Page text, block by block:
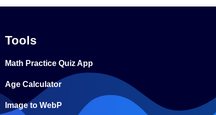
Tools
Math Practice Quiz App
Age Calculator
Image to WebP